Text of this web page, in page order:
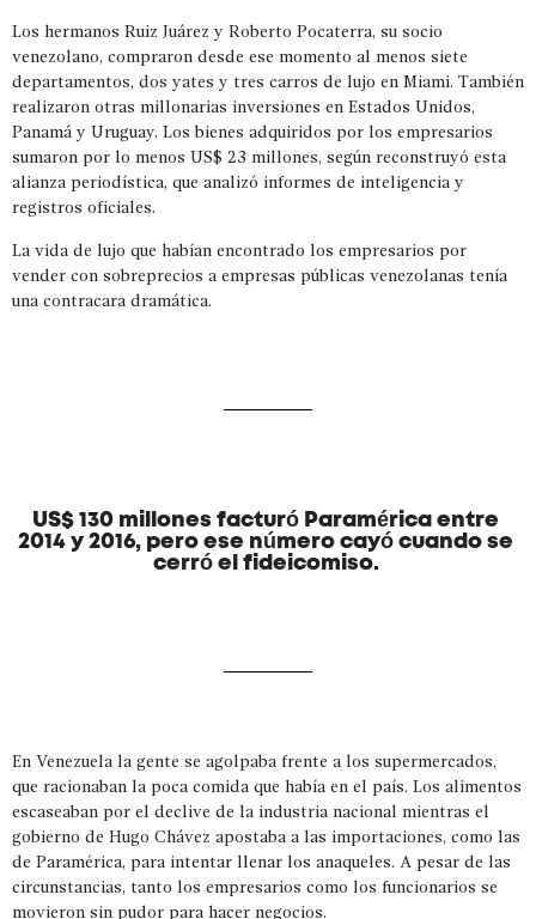
Los hermanos Ruiz Juárez y Roberto Pocaterra, su socio
venezolano, compraron desde ese momento al menos siete
departamentos, dos yates y tres carros de lujo en Miami. También
realizaron otras millonarias inversiones en Estados Unidos,
Panamá y Uruguay. Los bienes adquiridos por los empresarios
sumaron por lo menos US$ 23 millones, según reconstruyó esta
alianza periodística, que analizó informes de inteligencia y
registros oficiales.
La vida de lujo que habían encontrado los empresarios por
vender con sobreprecios a empresas públicas venezolanas tenía
una contracara dramática.
US$ 130 millones facturó Paramérica entre
2014 y 2016, pero ese número cayó cuando se
cerró el fideicomiso.
En Venezuela la gente se agolpaba frente a los supermercados,
que racionaban la poca comida que había en el país. Los alimentos
escaseaban por el declive de la industria nacional mientras el
gobierno de Hugo Chávez apostaba a las importaciones, como las
de Paramérica, para intentar llenar los anaqueles. A pesar de las
circunstancias, tanto los empresarios como los funcionarios se
movieron sin pudor para hacer negocios.